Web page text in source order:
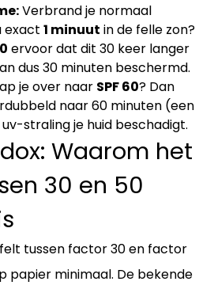
Verbrand je normaal
exact 1 minuut in de felle zon?
ervoor dat dit 30 keer langer
dus 30 minuten beschermd.
je over naar SPF 60? Dan
naar 60 minuten (een
straling je huid beschadigt.
Waarom het
30 en 50
tussen factor 30 en factor
papier minimaal. De bekende